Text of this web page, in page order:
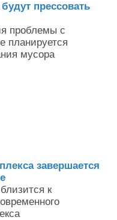
прессовать
проблемы с
планируется
мусора
завершается
к